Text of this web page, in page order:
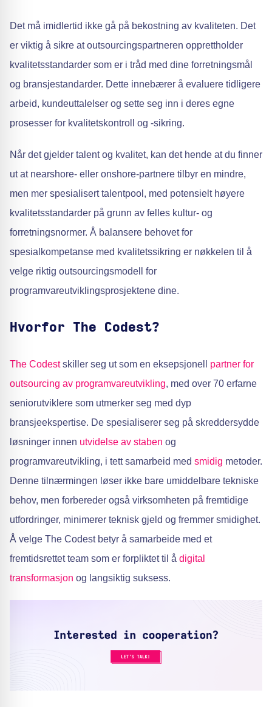
Det må imidlertid ikke gå på bekostning av kvaliteten. Det
er viktig å sikre at outsourcingspartneren opprettholder
kvalitetsstandarder som er i tråd med dine forretningsmål
og bransjestandarder. Dette innebærer å evaluere tidligere
arbeid, kundeuttalelser og sette seg inn i deres egne
prosesser for kvalitetskontroll og -sikring.
Når det gjelder talent og kvalitet, kan det hende at du finner
ut at nearshore- eller onshore-partnere tilbyr en mindre,
men mer spesialisert talentpool, med potensielt høyere
kvalitetsstandarder på grunn av felles kultur- og
forretningsnormer. Å balansere behovet for
spesialkompetanse med kvalitetssikring er nøkkelen til å
velge riktig outsourcingsmodell for
programvareutviklingsprosjektene dine.
Hvorfor The Codest?
The Codestskiller seg ut som en eksepsjonell partner for
outsourcing av programvareutvikling, med over 70 erfarne
seniorutviklere som utmerker seg med dyp
bransjeekspertise. De spesialiserer seg på skreddersydde
løsninger innen utvidelse av staben og
programvareutvikling, i tett samarbeid med smidig metoder.
Denne tilnærmingen løser ikke bare umiddelbare tekniske
behov, men forbereder også virksomheten på fremtidige
utfordringer, minimerer teknisk gjeld og fremmer smidighet.
Å velge The Codest betyr å samarbeide med et
fremtidsrettet team som er forpliktet til å digital
transformasjon og langsiktig suksess.